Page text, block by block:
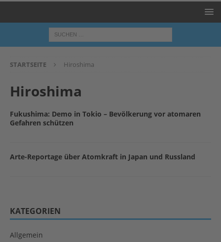
STARTSEITE Hiroshima
Hiroshima
Fukushima: Demo in Tokio – Bevölkerung vor atomaren
Gefahren schützen
Arte-Reportage über Atomkraft in Japan und Russland
KATEGORIEN
Allgemein